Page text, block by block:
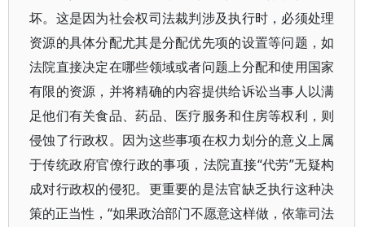
坏。这是因为社会权司法裁判涉及执行时，必须处理
资源的具体分配尤其是分配优先项的设置等问题，如
法院直接决定在哪些领域或者问题上分配和使用国家
有限的资源，并将精确的内容提供给诉讼当事人以满
足他们有关食品、药品、医疗服务和住房等权利，则
侵蚀了行政权。因为这些事项在权力划分的意义上属
于传统政府官僚行政的事项，法院直接“代劳”无疑构
成对行政权的侵犯。更重要的是法官缺乏执行这种决
策的正当性，“如果政治部门不愿意这样做，依靠司法